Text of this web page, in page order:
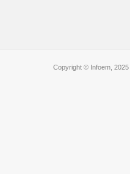
Copyright © Infoem, 2025